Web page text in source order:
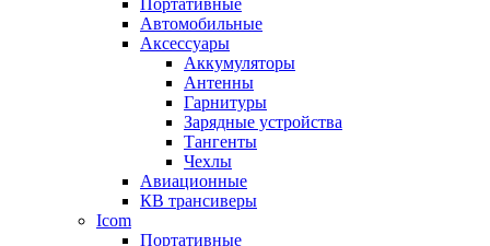
Автомобильные
Аксессуары
Аккумуляторы
Антенны
Гарнитуры
Зарядные устройства
Тангенты
Чехлы
Авиационные
КВ трансиверы
Icom
Портативные